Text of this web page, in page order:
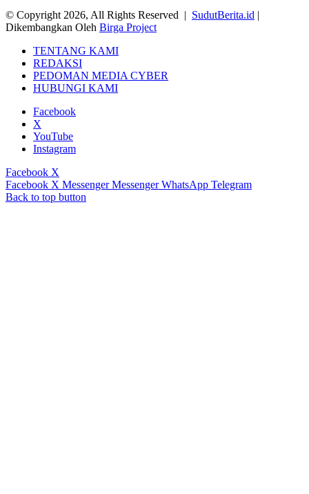
© Copyright 2026, All Rights Reserved | SudutBerita.id |
Dikembangkan Oleh Birga Project
TENTANG KAMI
REDAKSI
PEDOMAN MEDIA CYBER
HUBUNGI KAMI
Facebook
X
YouTube
Instagram
Facebook X
Facebook X Messenger Messenger WhatsApp Telegram
Back to top button